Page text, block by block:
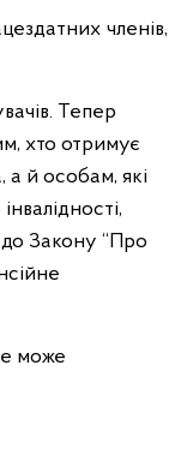
членів,
Тепер
хто отримує
а й особам, які
Закону “Про
може